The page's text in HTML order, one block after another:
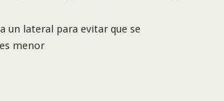
un lateral para evitar que se
menor